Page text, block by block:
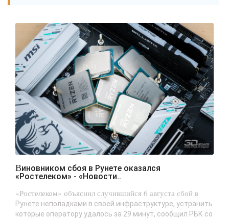
Виновником сбоя в Рунете оказался
«Ростелеком» - «Новости..
«Ростелеком» объяснил случившийся 6 августа сбой в
Рунете неполадками в своей инфраструктуре, устранить
которые оператору удалось за 29 минут, сообщил РБК со